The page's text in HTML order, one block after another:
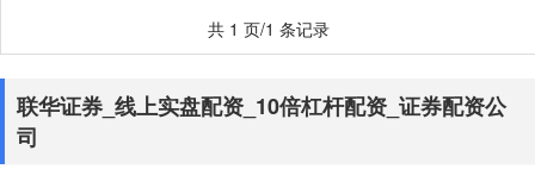
共 1 页/1 条记录
联华证券_线上实盘配资_10倍杠杆配资_证券配资公
司